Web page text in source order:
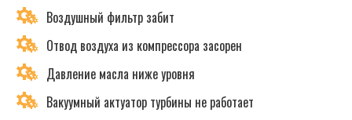
Воздушный фильтр забит
Отвод воздуха из компрессора засорен
Давление масла ниже уровня
Вакуумный актуатор турбины не работает